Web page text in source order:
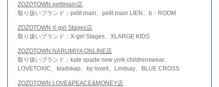
ZOZOTOWN petitmain店
取り扱いブランド：petit main、petit main LIEN、b・ROOM
ZOZOTOWN X-girl Stages店
取り扱いブランド：X-girl Stages、XLARGE KIDS
ZOZOTOWN NARUMIYA ONLINE店
取り扱いブランド：kate spade new york childrenswear、
LOVETOXIC、kladskap、by loveit、Lindsay、BLUE CROSS
ZOZOTOWN LOVE&PEACE&MONEY店